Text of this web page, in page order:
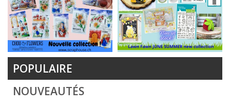
POPULAIRE
NOUVEAUTÉS